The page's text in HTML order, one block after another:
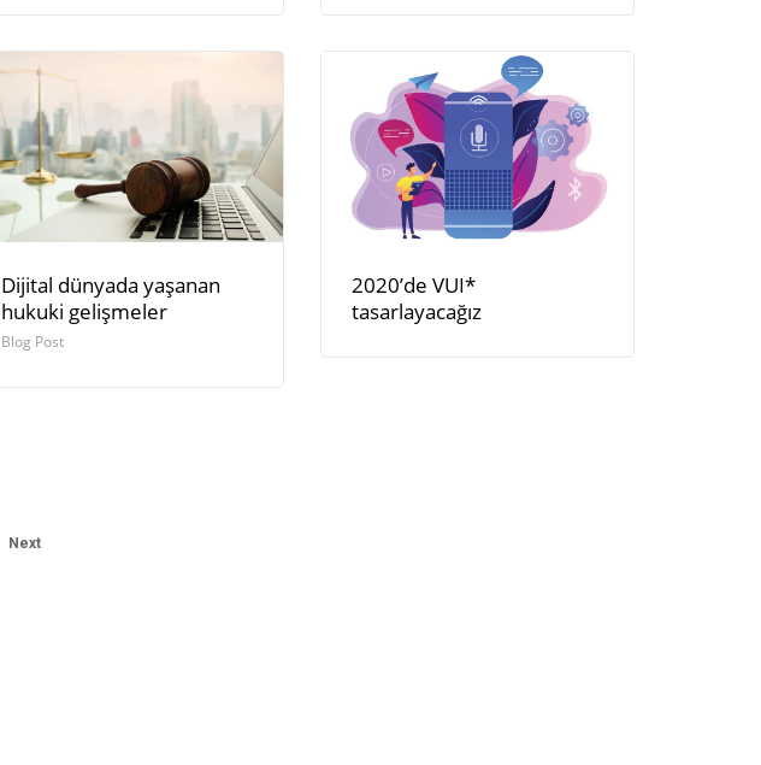
Dijital dünyada yaşanan
hukuki gelişmeler
Blog Post
2020’de VUI*
tasarlayacağız
Next